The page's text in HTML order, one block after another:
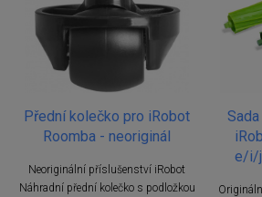
Přední kolečko pro iRobot
Roomba - neoriginál
Neoriginální příslušenství iRobot
Náhradní přední kolečko s podložkou
e/i/